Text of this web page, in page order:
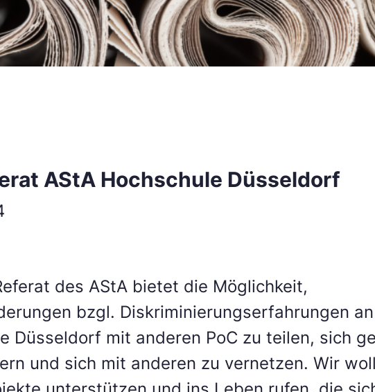
AStA Hochschule Düsseldorf
des AStA bietet die Möglichkeit,
bzgl. Diskriminierungserfahrungen
Düsseldorf mit anderen PoC zu teilen, sich
und sich mit anderen zu vernetzen. Wir